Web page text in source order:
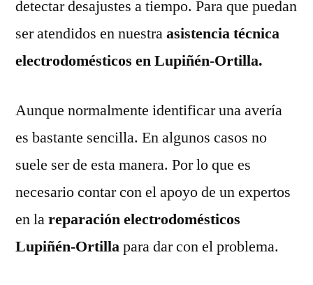
detectar desajustes a tiempo. Para que puedan
ser atendidos en nuestraasistencia técnica
electrodomésticos en Lupiñén-Ortilla.
Aunque normalmente identificar una avería
es bastante sencilla. En algunos casos no
suele ser de esta manera. Por lo que es
necesario contar con el apoyo de un expertos
en lareparación electrodomésticos
Lupiñén-Ortillapara dar con el problema.